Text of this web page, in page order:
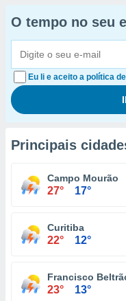
O tempo no seu
Eu li e aceito a política
Principais
Campo Mourão
27° 17°
Curitiba
22° 12°
Francisco
23° 13°